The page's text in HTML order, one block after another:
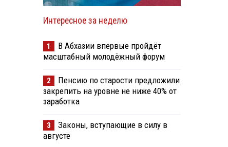
Интересное за неделю
1
В Абхазии впервые пройдёт
масштабный молодёжный форум
2
Пенсию по старости предложили
закрепить на уровне не ниже 40% от
заработка
3
Законы, вступающие в силу в
августе